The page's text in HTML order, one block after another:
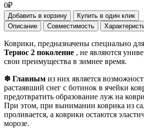
0₽
Добавить в корзину
Купить в один клик
Описание
Совместимость
Коврики, предназначены специально
Териос 2 поколение , не являются
свои преимущества в зимнее время.
❄ Главным из них является
растаявший снег с ботинок в ячейки
предотвратить образование луж на
При этом, при вынимании коврика из
проливается, а коврики остаются
морозе.